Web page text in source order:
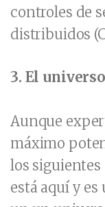
controles de
distribuidos
3. El
Aunque
máximo
los siguientes
está aquí y es